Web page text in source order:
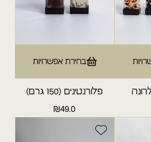
בחירת אפשרויות
פלורנטינים (150 גרם)
₪49.0